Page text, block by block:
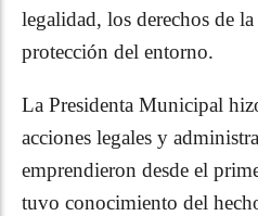
legalidad, los derechos de
protección del entorno.
La Presidenta Municipal
acciones legales y
emprendieron desde el
tuvo conocimiento del